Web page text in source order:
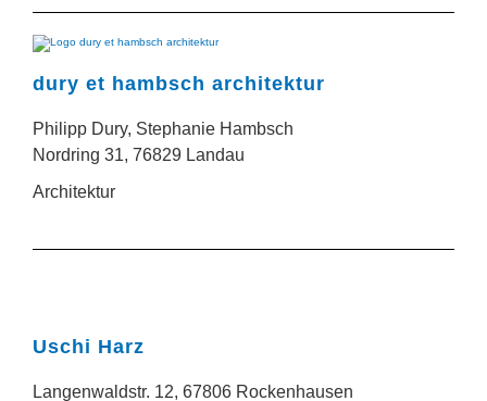
dury et hambsch architektur
Philipp Dury, Stephanie Hambsch
Nordring 31, 76829 Landau
Architektur
Uschi Harz
Langenwaldstr. 12, 67806 Rockenhausen